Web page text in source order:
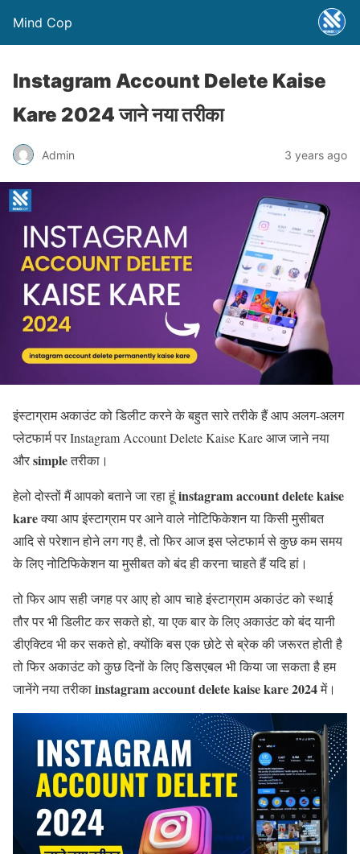
Mind Cop
Instagram Account Delete Kaise
Kare 2024 जाने नया तरीका
Admin 3 years ago
इंस्टाग्राम अकाउंट को डिलीट करने के बहुत सारे तरीके हैं आप अलग-अलग
प्लेटफार्म पर Instagram Account Delete Kaise Kare आज जाने नया
औरsimpleतरीका।
हेलो दोस्तों मैं आपको बताने जा रहा हूंinstagram account delete kaise
kareक्या आप इंस्टाग्राम पर आने वाले नोटिफिकेशन या किसी मुसीबत
आदि से परेशान होने लग गए है, तो फिर आज इस प्लेटफार्म से कुछ कम समय
के लिए नोटिफिकेशन या मुसीबत को बंद ही करना चाहते हैं यदि हां।
तो फिर आप सही जगह पर आए हो आप चाहे इंस्टाग्राम अकाउंट को स्थाई
तौर पर भी डिलीट कर सकते हो, या एक बार के लिए अकाउंट को बंद यानी
डीएक्टिव भी कर सकते हो, क्योंकि बस एक छोटे से ब्रेक की जरूरत होती है
तो फिर अकाउंट को कुछ दिनों के लिए डिसएबल भी किया जा सकता है हम
जानेंगे नया तरीकाinstagram account delete kaise kare 2024में।